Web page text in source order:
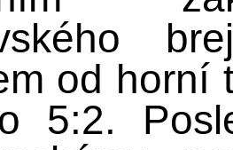
od horní
5:2.